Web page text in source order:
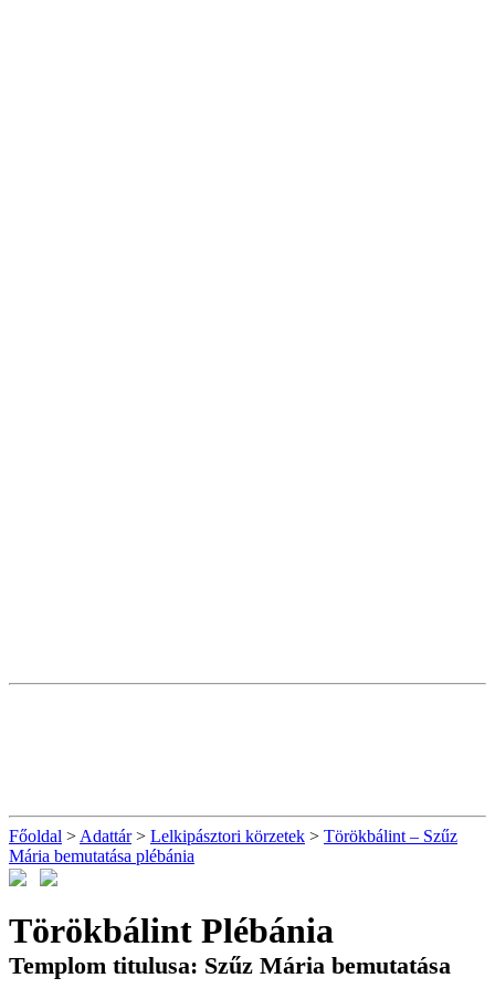
Főoldal > Adattár> Lelkipásztori körzetek > Törökbálint – Szűz
Mária bemutatása plébánia
Törökbálint Plébánia
Templom titulusa: Szűz Mária bemutatása